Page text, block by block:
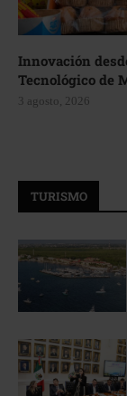
Innovación
Tecnológico de
3 agosto, 2026
TURISMO